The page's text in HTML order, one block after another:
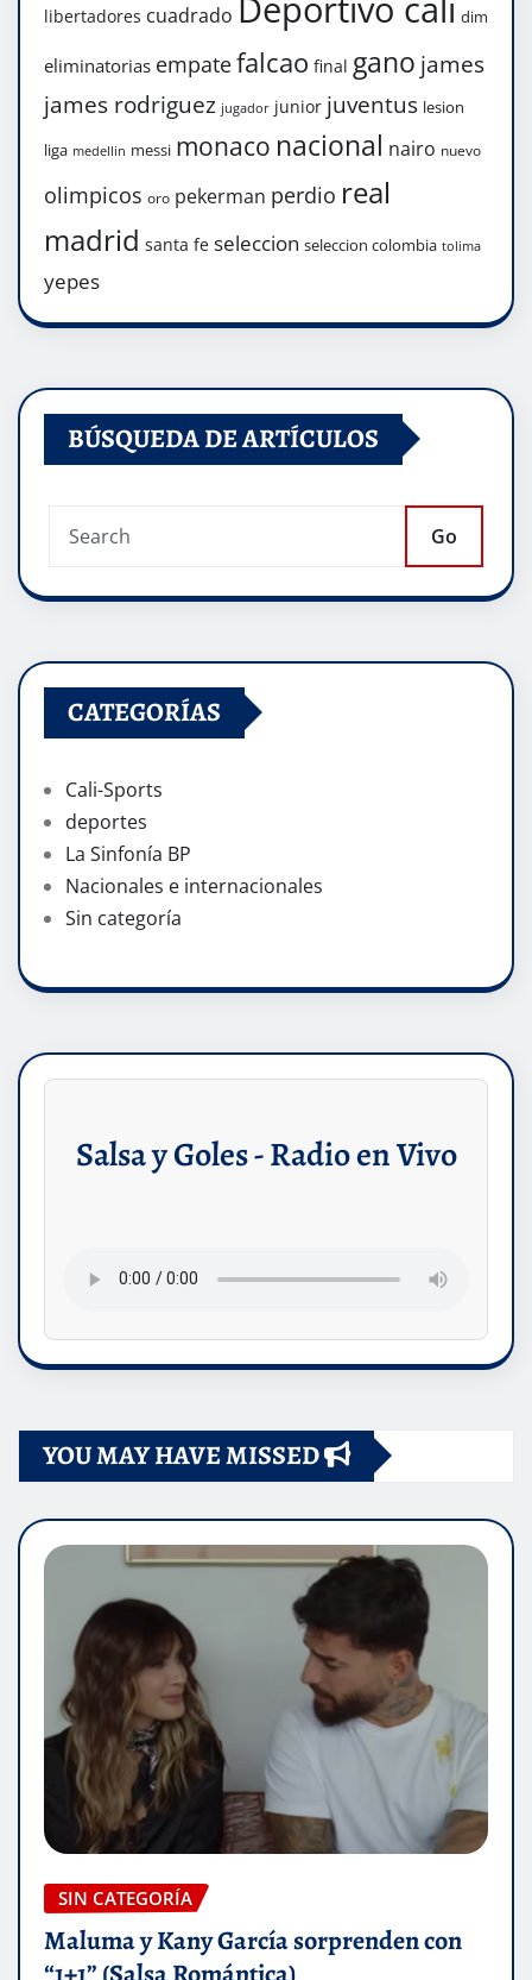
libertadores cuadrado dim
eliminatorias empatefalcao final gano james
james rodriguez jugador junior juventus lesion
liga medellin messi monaco nacional nairo nuevo
olimpicos oro pekerman perdio real
madrid santa fe seleccion seleccion colombia tolima
yepes
BÚSQUEDA DE ARTÍCULOS
Go
CATEGORÍAS
Cali-Sports
deportes
La Sinfonía BP
Nacionales e internacionales
Sin categoría
Salsa y Goles - Radio en Vivo
YOU MAY HAVE MISSED
SIN CATEGORÍA
Maluma y Kany García sorprenden con